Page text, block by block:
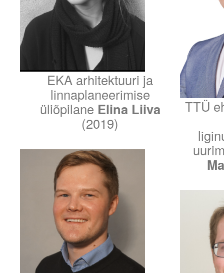
EKA arhitektuuri ja
linnaplaneerimise
üliõpilane Elina Liiva
(2019)
TTÜ